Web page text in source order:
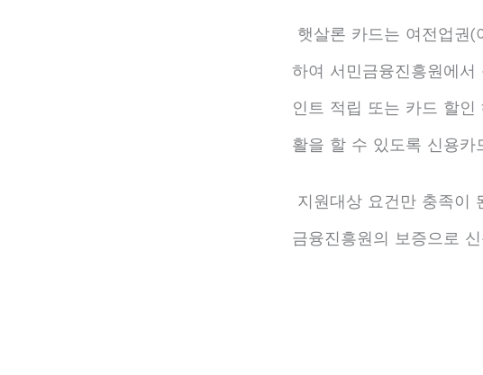
햇살론 카드는 여전업권
하여 서민금융진흥원에
인트 적립 또는 카드 할
활을 할 수 있도록 신용카
지원대상 요건만 충족이
금융진흥원의 보증으로